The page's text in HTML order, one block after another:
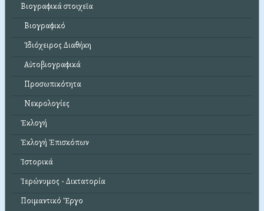
Βιογραφικά στοιχεῖα
Βιογραφικό
Ἰδιόχειρος Διαθήκη
Αὐτοβιογραφικά
Προσωπικότητα
Νεκρολογίες
Ἐκλογή
Ἐκλογή Ἐπισκόπων
Ἱστορικά
Ἱερώνυμος - Δικτατορία
Ποιμαντικό Ἔργο